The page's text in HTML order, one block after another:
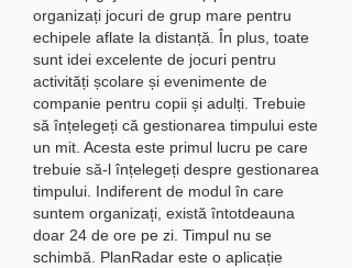
organizați jocuri de grup mare pentru
echipele aflate la distanță. În plus, toate
sunt idei excelente de jocuri pentru
activități școlare și evenimente de
companie pentru copii și adulți. Trebuie
să înțelegeți că gestionarea timpului este
un mit. Acesta este primul lucru pe care
trebuie să-l înțelegeți despre gestionarea
timpului. Indiferent de modul în care
suntem organizați, există întotdeauna
doar 24 de ore pe zi. Timpul nu se
schimbă. PlanRadar este o aplicație